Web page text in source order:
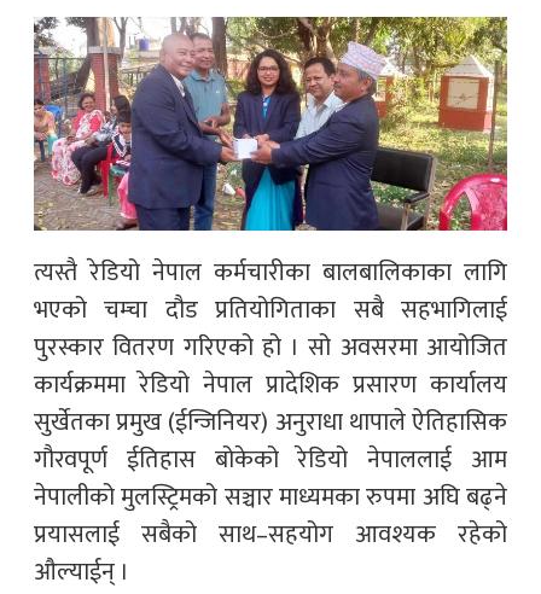
त्यस्तै रेडियो नेपाल कर्मचारीका बालबालिकाका लागि
भएको चम्चा दौड प्रतियोगिताका सबै सहभागिलाई
पुरस्कार वितरण गरिएको हो । सो अवसरमा आयोजित
कार्यक्रममा रेडियो नेपाल प्रादेशिक प्रसारण कार्यालय
सुर्खेतका प्रमुख (ईन्जिनियर) अनुराधा थापाले ऐतिहासिक
गौरवपूर्ण ईतिहास बोकेको रेडियो नेपाललाई आम
नेपालीको मुलस्ट्रिमको सञ्चार माध्यमका रुपमा अघि बढ्ने
प्रयासलाई सबैको साथ–सहयोग आवश्यक रहेको
औल्याईन् ।